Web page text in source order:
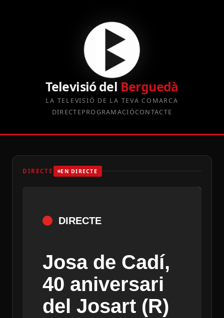
Televisió del Berguedà
LA TELEVISIÓ DE LA TEVA COMARCA
DIRECTEPROGRAMACIÓCONTACTE
DIRECTE EN DIRECTE
DIRECTE
Josa de Cadí,
40 aniversari
del Josart (R)